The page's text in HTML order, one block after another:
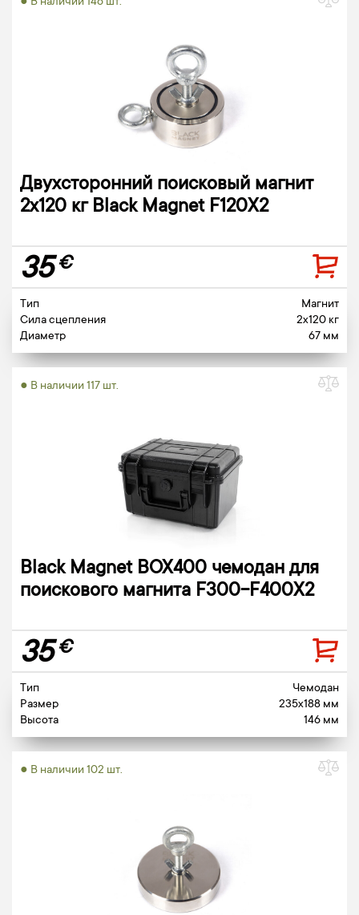
Двухсторонний поисковый магнит
2х120 кг Black Magnet F120X2
35€
Тип
Магнит
Сила сцепления
2x120 кг
Диаметр
67 мм
● В наличии 117 шт.
Black Magnet BOX400 чемодан для
поискового магнита F300-F400X2
35€
Тип
Чемодан
Размер
235x188 мм
Высота
146 мм
● В наличии 102 шт.